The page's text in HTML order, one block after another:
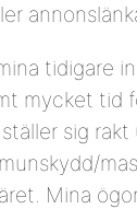
tidigare
mycket tid
sig
Mina